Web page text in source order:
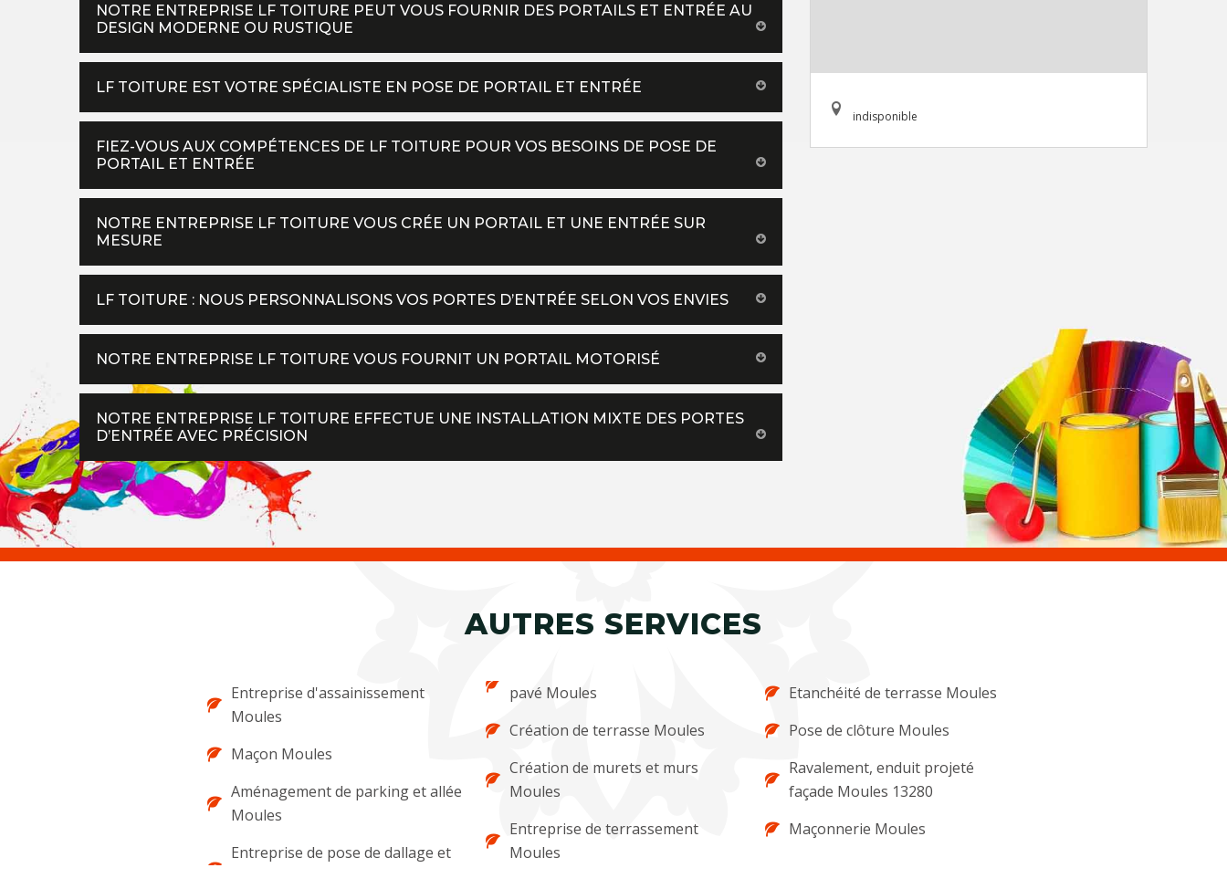
NOTRE ENTREPRISE LF TOITURE PEUT VOUS FOURNIR DES PORTAILS ET ENTRÉE AU
DESIGN MODERNE OU RUSTIQUE
LF TOITURE EST VOTRE SPÉCIALISTE EN POSE DE PORTAIL ET ENTRÉE
FIEZ-VOUS AUX COMPÉTENCES DE LF TOITURE POUR VOS BESOINS DE POSE DE
PORTAIL ET ENTRÉE
NOTRE ENTREPRISE LF TOITURE VOUS CRÉE UN PORTAIL ET UNE ENTRÉE SUR
MESURE
LF TOITURE : NOUS PERSONNALISONS VOS PORTES D’ENTRÉE SELON VOS ENVIES
NOTRE ENTREPRISE LF TOITURE VOUS FOURNIT UN PORTAIL MOTORISÉ
NOTRE ENTREPRISE LF TOITURE EFFECTUE UNE INSTALLATION MIXTE DES PORTES
D’ENTRÉE AVEC PRÉCISION
indisponible
AUTRES SERVICES
Entreprise d'assainissement
Moules
Maçon Moules
Aménagement de parking et allée
Moules
Entreprise de pose de dallage et
pavé Moules
Création de terrasse Moules
Création de murets et murs
Moules
Entreprise de terrassement
Moules
Etanchéité de terrasse Moules
Pose de clôture Moules
Ravalement, enduit projeté
façade Moules 13280
Maçonnerie Moules